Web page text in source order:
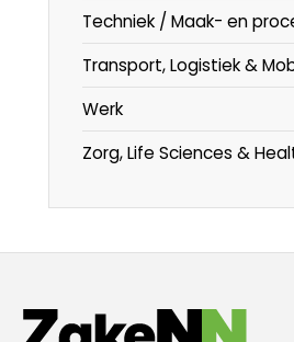
Techniek / Maak- en
Transport, Logistiek &
Werk
Zorg, Life Sciences &